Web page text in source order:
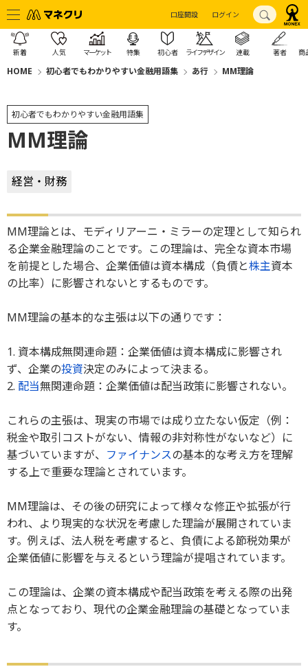
口座開設 ログイン
新着 人気 マーケット 特集 初心者 ライフデザイン 連載 著者 商
HOME 初心者でもわかりやすい金融用語集 あ行 MM理論
初心者でもわかりやすい金融用語集
MM理論
経営・財務
MM理論とは、モディリアーニ・ミラーの定理として知られ
る企業金融理論のことです。この理論は、完全な資本市場
を前提とした場合、企業価値は資本構成（負債と株主資本
の比率）に影響されないとするものです。
MM理論の基本的な主張は以下の通りです：
1. 資本構成無関連命題：企業価値は資本構成に影響され
ず、企業の投資決定のみによって決まる。
2. 配当無関連命題：企業価値は配当政策に影響されない。
これらの主張は、現実の市場では成り立たない仮定（例：
税金や取引コストがない、情報の非対称性がないなど）に
基づいていますが、 ファイナンスの基本的な考え方を理解
する上で重要な理論とされています。
MM理論は、その後の研究によって様々な修正や拡張が行
われ、より現実的な状況を考慮した理論が展開されていま
す。例えば、法人税を考慮すると、負債による節税効果が
企業価値に影響を与えるという理論が提唱されています。
この理論は、企業の資本構成や配当政策を考える際の出発
点となっており、現代の企業金融理論の基礎となっていま
す。